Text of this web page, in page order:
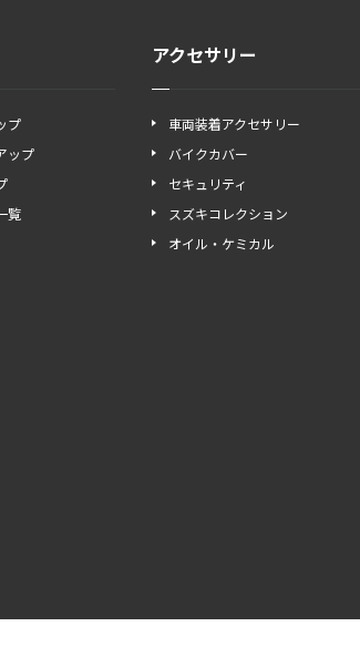
プ
ップ
覧
アクセサリー
車両装着アクセサリー
バイクカバー
セキュリティ
スズキコレクション
オイル・ケミカル